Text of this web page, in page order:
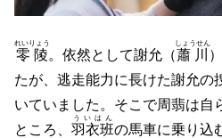
零陵
れいりょう
。依然として謝允（蕭川
しょうせん
たが、逃走能力に長けた謝允の
いていました。そこで周翡は自
ところ、 羽衣班
ういはん
の馬車に乗り込